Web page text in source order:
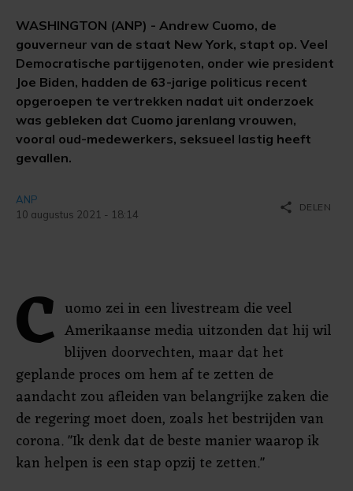
WASHINGTON (ANP) - Andrew Cuomo, de
gouverneur van de staat New York, stapt op. Veel
Democratische partijgenoten, onder wie president
Joe Biden, hadden de 63-jarige politicus recent
opgeroepen te vertrekken nadat uit onderzoek
was gebleken dat Cuomo jarenlang vrouwen,
vooral oud-medewerkers, seksueel lastig heeft
gevallen.
ANP
10 augustus 2021 - 18:14
share DELEN
C uomo zei in een livestream die veel
Amerikaanse media uitzonden dat hij wil
blijven doorvechten, maar dat het
geplande proces om hem af te zetten de
aandacht zou afleiden van belangrijke zaken die
de regering moet doen, zoals het bestrijden van
corona. "Ik denk dat de beste manier waarop ik
kan helpen is een stap opzij te zetten."